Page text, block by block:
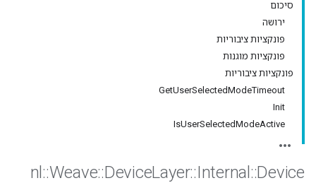
סיכום
ירושה
פונקציות ציבוריות
פונקציות מוגנות
פונקציות ציבוריות
GetUserSelectedModeTimeout
Init
IsUserSelectedModeActive
nl ::Weave::DeviceLayer::Internal ::Device